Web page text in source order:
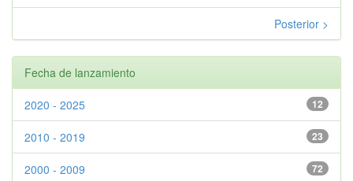
Posterior >
Fecha de lanzamiento
12
2020 - 2025
23
2010 - 2019
72
2000 - 2009